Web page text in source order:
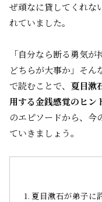
ぜ頑なに貸してくれな
れていました。
「自分なら断る勇気
どちらが大事か」――そ
で読むことで、 夏目漱
用する金銭感覚のヒン
のエピソードから、今
ていきましょう。
夏目漱石が弟子に